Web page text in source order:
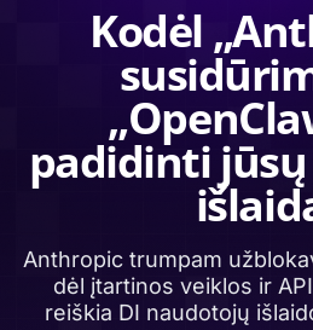
Kodėl
padidinti
Anthropic trumpam
dėl įtartinos veiklos ir
reiškia DI naudotojų